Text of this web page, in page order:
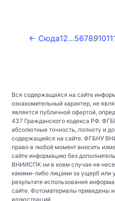
← Сюда12…567891011
Вся содержащаяся на сайте
ознакомительный характер, не
является публичной офертой,
437 Гражданского кодекса РФ.
абсолютные точность, полноту и
содержащейся на сайте. ФГБНУ
право в любой момент вносить
сайте информацию без
ВНИИСПК ни в коем случае не
какими-либо лицами за ущерб или
результате использования
сайте. Фотоматериалы приведены
иллюстраций.